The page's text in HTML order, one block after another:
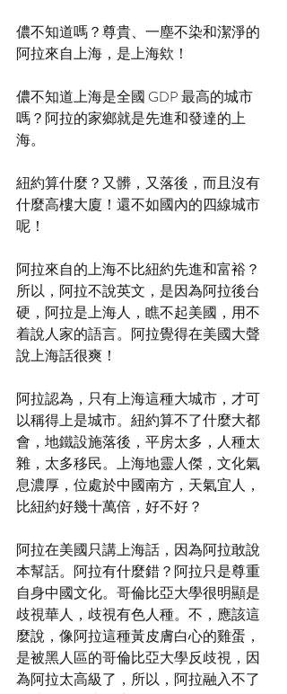
儂不知道嗎？尊貴、一塵不染和潔淨的
阿拉來自上海，是上海欸！
儂不知道上海是全國 GDP 最高的城市
嗎？阿拉的家鄉就是先進和發達的上
海。
紐約算什麼？又髒，又落後，而且沒有
什麼高樓大廈！還不如國內的四線城市
呢！
阿拉來自的上海不比紐約先進和富裕？
所以，阿拉不說英文，是因為阿拉後台
硬，阿拉是上海人，瞧不起美國，用不
着說人家的語言。阿拉覺得在美國大聲
說上海話很爽！
阿拉認為，只有上海這種大城市，才可
以稱得上是城市。紐約算不了什麼大都
會，地鐵設施落後，平房太多，人種太
雜，太多移民。上海地靈人傑，文化氣
息濃厚，位處於中國南方，天氣宜人，
比紐約好幾十萬倍，好不好？
阿拉在美國只講上海話，因為阿拉敢說
本幫話。阿拉有什麼錯？阿拉只是尊重
自身中國文化。哥倫比亞大學很明顯是
歧視華人，歧視有色人種。不，應該這
麼說，像阿拉這種黃皮膚白心的雞蛋，
是被黑人區的哥倫比亞大學反歧視，因
為阿拉太高級了，所以，阿拉融入不了